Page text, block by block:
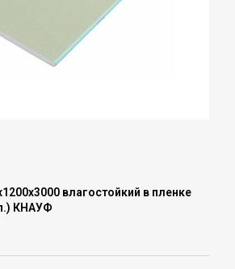
влагостойкий в пленке
КНАУФ